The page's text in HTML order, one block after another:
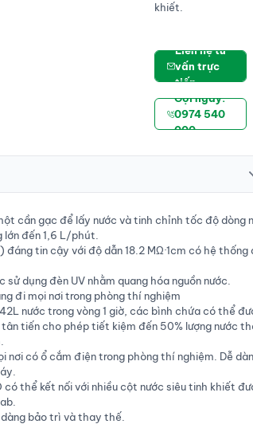
khiết.
Liên hệ tư
vấn trực
tiếp
Gọi ngay:
0974 540
000
cần gạc để lấy nước và tinh chỉnh tốc độ dòng
đến 1,6 L/phút.
tin cậy với độ dẫn 18.2 MΩ·1cm có hệ thống
dụng đèn UV nhằm quang hóa nguồn nước.
đi mọi nơi trong phòng thí nghiệm
nước trong vòng 1 giờ, các bình chứa có thể
tiến cho phép tiết kiệm đến 50% lượng nước
có ổ cắm điện trong phòng thí nghiệm. Dễ
thể kết nối với nhiều cột nước siêu tinh khiết
bảo trì và thay thế.